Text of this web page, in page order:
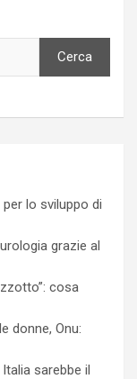
Cerca
lo sviluppo di
grazie al
cosa
donne, Onu:
sarebbe il